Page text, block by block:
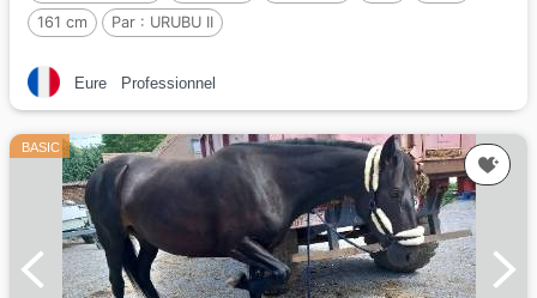
161 cm
Par : URUBU II
Eure Professionnel
BASIC